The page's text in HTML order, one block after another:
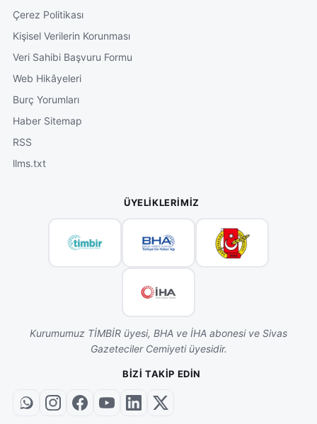
Çerez Politikası
Kişisel Verilerin Korunması
Veri Sahibi Başvuru Formu
Web Hikâyeleri
Burç Yorumları
Haber Sitemap
RSS
llms.txt
ÜYELIKLERIMIZ
Kurumumuz TİMBİR üyesi, BHA ve İHA abonesi ve Sivas
Gazeteciler Cemiyeti üyesidir.
BIZI TAKIP EDIN